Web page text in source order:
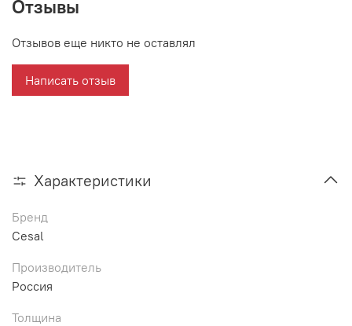
Отзывы
Отзывов еще никто не оставлял
Написать отзыв
Характеристики
Бренд
Cesal
Производитель
Россия
Толщина